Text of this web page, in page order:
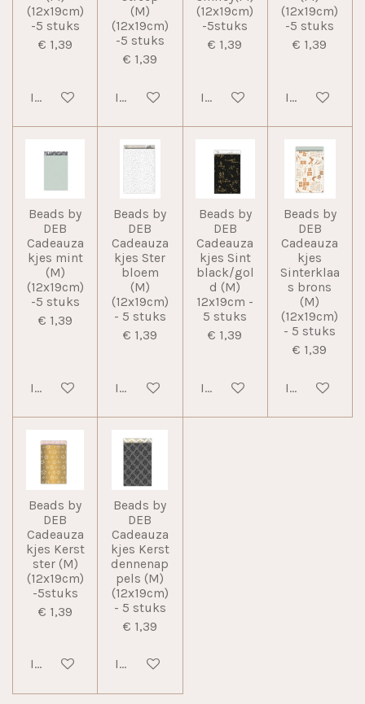
(12x19cm)
-5 stuks
€ 1,39
In winkelwagen
(M)
(12x19cm)
-5 stuks
€ 1,39
In winkelwagen
(12x19cm)
-5stuks
€ 1,39
In winkelwagen
(12x19cm)
-5 stuks
€ 1,39
In
Beads by
DEB
Cadeauza
kjes mint
(M)
(12x19cm)
-5 stuks
€ 1,39
In winkelwagen
Beads by
DEB
Cadeauza
kjes Ster
bloem
(M)
(12x19cm)
- 5 stuks
€ 1,39
In winkelwagen
Beads by
DEB
Cadeauza
kjes Sint
black/gol
d (M)
12x19cm -
5 stuks
€ 1,39
In winkelwagen
Beads by
DEB
Cadeauza
kjes
Sinterklaa
s brons
(M)
(12x19cm)
- 5 stuks
€ 1,39
In
Beads by
DEB
Cadeauza
kjes Kerst
ster (M)
(12x19cm)
-5stuks
€ 1,39
In winkelwagen
Beads by
DEB
Cadeauza
kjes Kerst
dennenap
pels (M)
(12x19cm)
- 5 stuks
€ 1,39
In winkelwagen